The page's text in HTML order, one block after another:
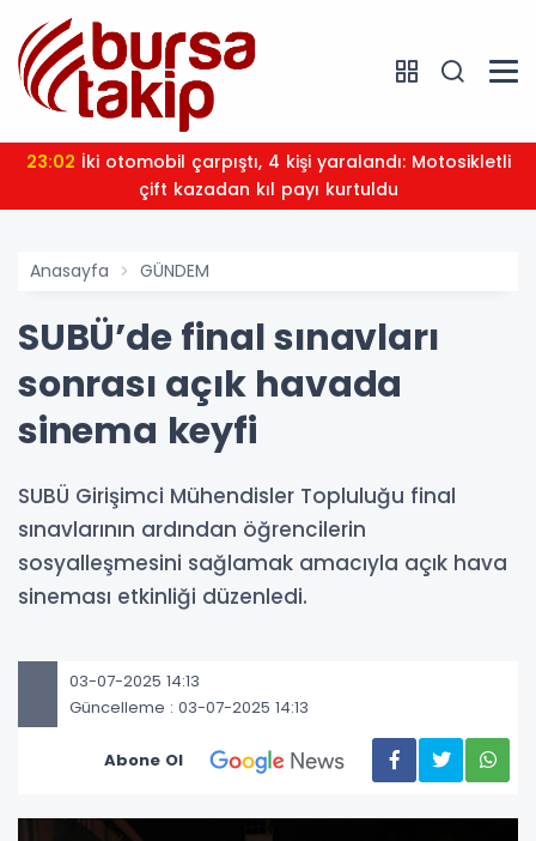
23:02
çift kazadan kıl payı kurtuldu
Anasayfa GÜNDEM
SUBÜ’de final sınavları
sonrası açık havada
sinema keyfi
SUBÜ Girişimci Mühendisler Topluluğu final
sınavlarının ardından öğrencilerin
sosyalleşmesini sağlamak amacıyla açık hava
sineması etkinliği düzenledi.
03-07-2025 14:13
Güncelleme : 03-07-2025 14:13
Abone Ol